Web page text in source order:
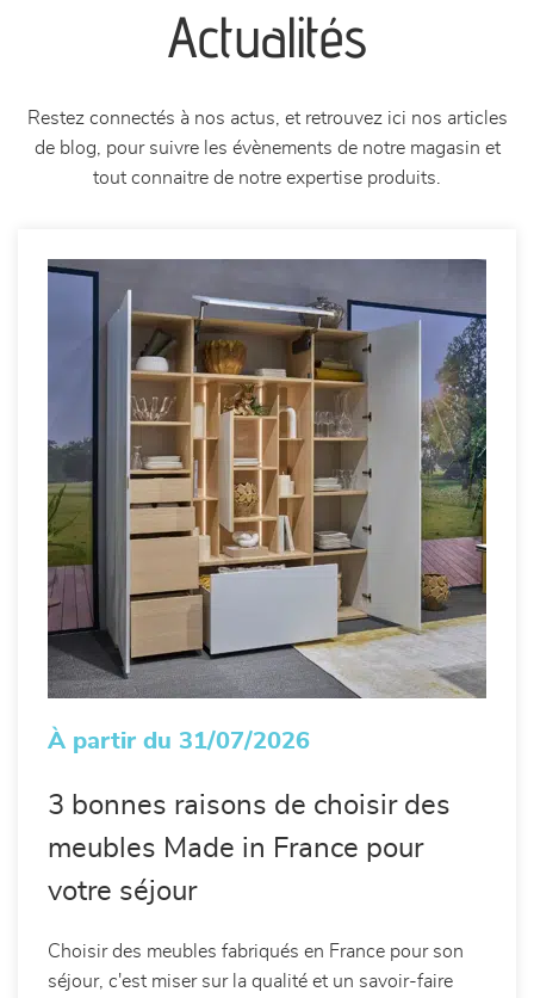
Actualités
Restez connectés à nos actus, et retrouvez ici nos articles
de blog, pour suivre les évènements de notre magasin et
tout connaitre de notre expertise produits.
À partir du 31/07/2026
3 bonnes raisons de choisir des
meubles Made in France pour
votre séjour
Choisir des meubles fabriqués en France pour son
séjour, c'est miser sur la qualité et un savoir-faire